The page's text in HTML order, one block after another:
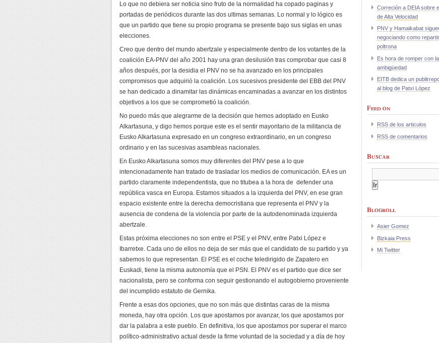
Lo que no debiera ser noticia sino fruto de la normalidad ha copado paginas y
portadas de periódicos durante las dos ultimas semanas. Lo normal y lo lógico es
que un partido que tiene su propio programa se presente bajo sus siglas en unas
elecciones.
Creo que dentro del mundo abertzale y especialmente dentro de los votantes de la
coalición EA-PNV del año 2001 hay una gran desilusión tras comprobar que casi 8
años después, por la desidia el PNV no se ha avanzado en los principales
compromisos que adquirió la coalición. Los sucesivos presidente del EBB del PNV
se han dedicado a dinamitar las dinámicas encaminadas a avanzar en los distintos
objetivos a los que se comprometió la coalición.
No puedo más que alegrarme de la decisión que hemos adoptado en Eusko
Alkartasuna, y digo hemos porque este es el sentir mayoritario de la militancia de
Eusko Alkartasuna expresado en un congreso extraordinario, en un congreso
ordinario y en las sucesivas asambleas nacionales.
En Eusko Alkartasuna somos muy diferentes del PNV pese a lo que
intencionadamente han tratado de trasladar los medios de comunicación. EA es un
partido claramente independentista, que no titubea a la hora de defender una
república vasca en Europa. Estamos situados a la izquierda del PNV, en ese gran
espacio existente entre la derecha democristiana que representa el PNV y la
ausencia de condena de la violencia por parte de la autodenominada izquierda
abertzale.
Estas próxima elecciones no son entre el PSE y el PNV, entre Patxi López e
Ibarretxe. Cada uno de ellos no deja de ser más que el candidato de su partido y ya
sabemos lo que representan. El PSE es el coche teledirigido de Zapatero en
Euskadi, tiene la misma autonomía que el PSN. El PNV es el partido que dice ser
nacionalista, pero se conforma con seguir gestionando el autogobierno proveniente
del incumplido estatuto de Gernika.
Frente a esas dos opciones, que no son más que distintas caras de la misma
moneda, hay otra opción. Los que apostamos por avanzar, los que apostamos por
dar la palabra a este pueblo. En definitiva, los que apostamos por superar el marco
político-administrativo actual desde la firme voluntad de la sociedad y a día de hoy
Correción a DEIA sobre
de Alta Velocidad
PNV y Hamaikabat
negociando como
poltrona
Es hora de romper con la
ambigüedad
EITB dedica un
al blog de Patxi López
Feed on
RSS de los articulos
RSS de comentarios
Buscar
Blogroll
Asier Gomez
Bizkaia Press
Mi Twitter